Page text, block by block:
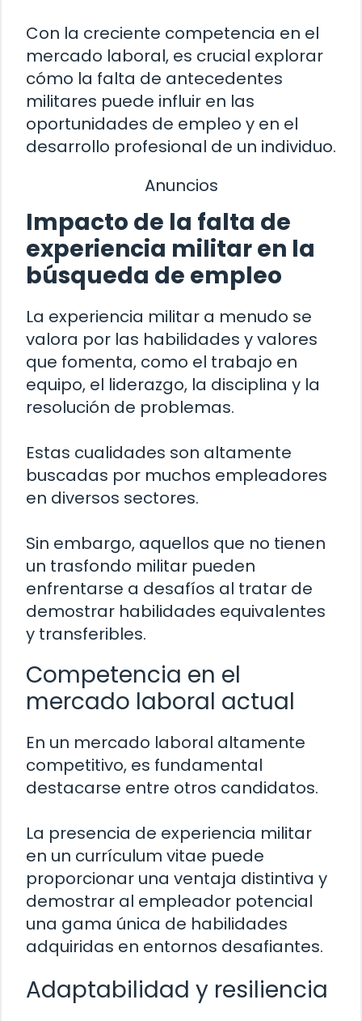
Con la creciente competencia en el
mercado laboral, es crucial explorar
cómo la falta de antecedentes
militares puede influir en las
oportunidades de empleo y en el
desarrollo profesional de un individuo.
Anuncios
Impacto de la falta de
experiencia militar en la
búsqueda de empleo
La experiencia militar a menudo se
valora por las habilidades y valores
que fomenta, como el trabajo en
equipo, el liderazgo, la disciplina y la
resolución de problemas.
Estas cualidades son altamente
buscadas por muchos empleadores
en diversos sectores.
Sin embargo, aquellos que no tienen
un trasfondo militar pueden
enfrentarse a desafíos al tratar de
demostrar habilidades equivalentes
y transferibles.
Competencia en el
mercado laboral actual
En un mercado laboral altamente
competitivo, es fundamental
destacarse entre otros candidatos.
La presencia de experiencia militar
en un currículum vitae puede
proporcionar una ventaja distintiva y
demostrar al empleador potencial
una gama única de habilidades
adquiridas en entornos desafiantes.
Adaptabilidad y resiliencia